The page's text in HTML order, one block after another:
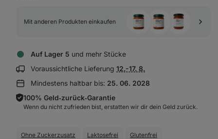
Mit anderen Produkten einkaufen
Auf Lager 5 und mehr Stücke
Voraussichtliche Lieferung Lieferinformationen
12.-17. 8.
Mindestens haltbar bis: 25. 06. 2028
100% Geld‑zurück‑Garantie
Wenn du nicht zufrieden bist, erstatten wir dir dein Geld zurück.
Ohne Zuckerzusatz Laktosefrei Glutenfrei